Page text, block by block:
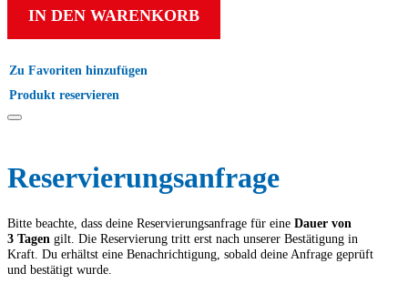
IN DEN WARENKORB
Zu Favoriten hinzufügen
Produkt reservieren
Reservierungs­anfrage
Bitte beachte, dass deine Reservierungs­anfrage für eine Dauer von
3 Tagen gilt. Die Reservierung tritt erst nach unserer Bestätigung in
Kraft. Du erhältst eine Benachrichtigung, sobald deine Anfrage geprüft
und bestätigt wurde.